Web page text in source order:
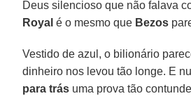
Deus silencioso que não falava
Royal é o mesmo que Bezos
Vestido de azul, o bilionário
dinheiro nos levou tão longe. E
para trás uma prova tão